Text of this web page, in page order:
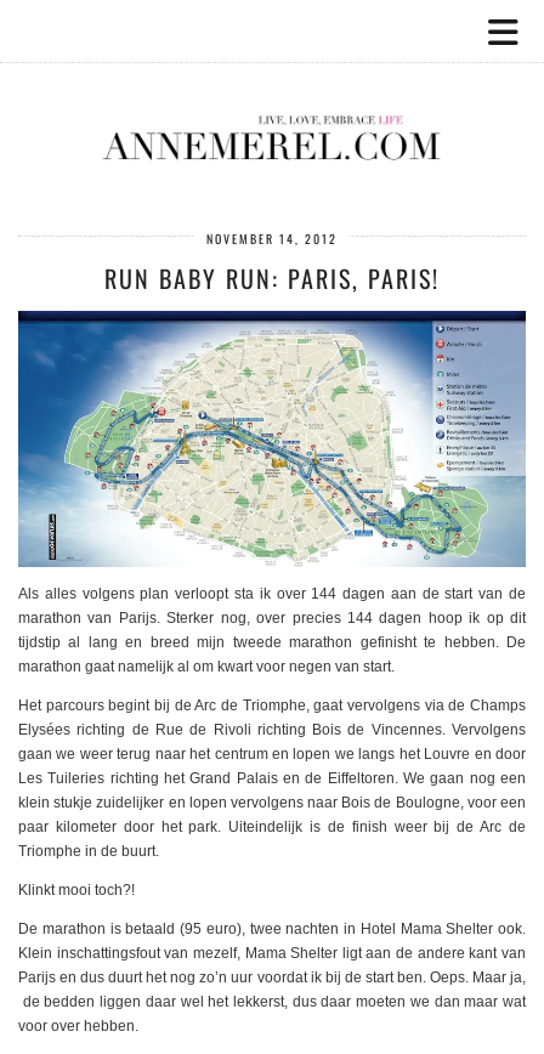
NOVEMBER 14, 2012
RUN BABY RUN: PARIS, PARIS!
Als alles volgens plan verloopt sta ik over 144 dagen aan de start van de
marathon van Parijs. Sterker nog, over precies 144 dagen hoop ik op dit
tijdstip al lang en breed mijn tweede marathon gefinisht te hebben. De
marathon gaat namelijk al om kwart voor negen van start.
Het parcours begint bij de Arc de Triomphe, gaat vervolgens via de Champs
Elysées richting de Rue de Rivoli richting Bois de Vincennes. Vervolgens
gaan we weer terug naar het centrum en lopen we langs het Louvre en door
Les Tuileries richting het Grand Palais en de Eiffeltoren. We gaan nog een
klein stukje zuidelijker en lopen vervolgens naar Bois de Boulogne, voor een
paar kilometer door het park. Uiteindelijk is de finish weer bij de Arc de
Triomphe in de buurt.
Klinkt mooi toch?!
De marathon is betaald (95 euro), twee nachten in Hotel Mama Shelter ook.
Klein inschattingsfout van mezelf, Mama Shelter ligt aan de andere kant van
Parijs en dus duurt het nog zo’n uur voordat ik bij de start ben. Oeps. Maar ja,
de bedden liggen daar wel het lekkerst, dus daar moeten we dan maar wat
voor over hebben.